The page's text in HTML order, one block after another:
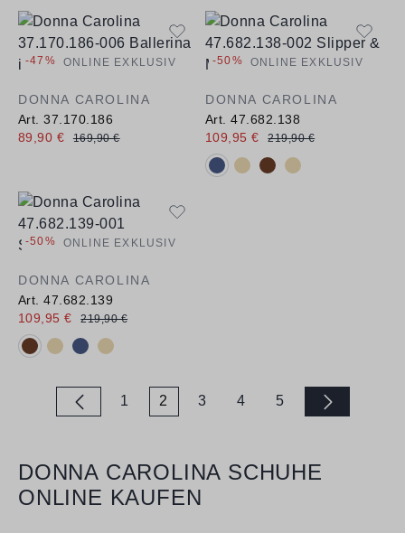
-47% ONLINE EXKLUSIV
DONNA CAROLINA
Art. 37.170.186
89,90 €
169,90 €
-50% ONLINE EXKLUSIV
DONNA CAROLINA
Art. 47.682.138
109,95 €
219,90 €
Verfügbare Farbvarianten:
-50% ONLINE EXKLUSIV
DONNA CAROLINA
Art. 47.682.139
109,95 €
219,90 €
Verfügbare Farbvarianten:
Seite
1
Seite
2
Seite
3
Seite
4
Seite
5
DONNA CAROLINA SCHUHE
ONLINE KAUFEN